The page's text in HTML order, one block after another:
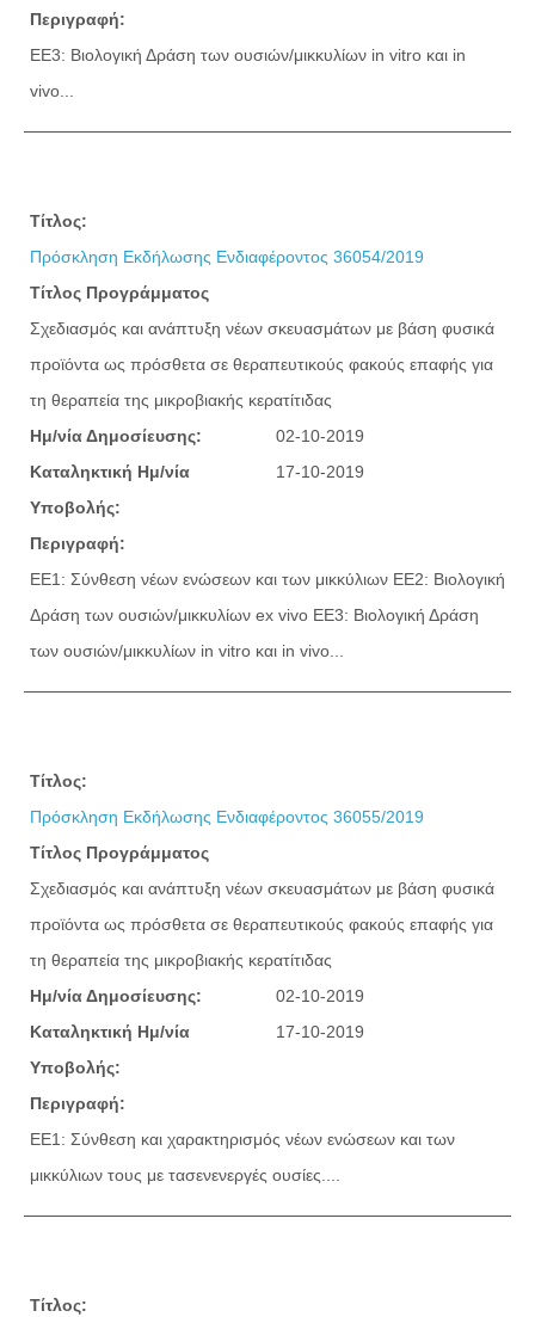
Περιγραφή:
ΕΕ3: Βιολογική Δράση των ουσιών/μικκυλίων in vitro και in
vivo...
Τίτλος:
Πρόσκληση Εκδήλωσης Ενδιαφέροντος 36054/2019
Τίτλος Προγράμματος
Σχεδιασμός και ανάπτυξη νέων σκευασμάτων με βάση φυσικά
προϊόντα ως πρόσθετα σε θεραπευτικούς φακούς επαφής για
τη θεραπεία της μικροβιακής κερατίτιδας
Ημ/νία Δημοσίευσης:
02-10-2019
Καταληκτική Ημ/νία
Υποβολής:
17-10-2019
Περιγραφή:
ΕΕ1: Σύνθεση νέων ενώσεων και των μικκύλιων ΕΕ2: Βιολογική
Δράση των ουσιών/μικκυλίων ex vivo ΕΕ3: Βιολογική Δράση
των ουσιών/μικκυλίων in vitro και in vivo...
Τίτλος:
Πρόσκληση Εκδήλωσης Ενδιαφέροντος 36055/2019
Τίτλος Προγράμματος
Σχεδιασμός και ανάπτυξη νέων σκευασμάτων με βάση φυσικά
προϊόντα ως πρόσθετα σε θεραπευτικούς φακούς επαφής για
τη θεραπεία της μικροβιακής κερατίτιδας
Ημ/νία Δημοσίευσης:
02-10-2019
Καταληκτική Ημ/νία
Υποβολής:
17-10-2019
Περιγραφή:
ΕΕ1: Σύνθεση και χαρακτηρισμός νέων ενώσεων και των
μικκύλιων τους με τασενενεργές ουσίες....
Τίτλος: